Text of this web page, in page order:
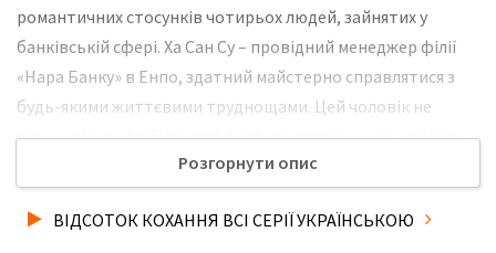
романтичних стосунків чотирьох людей, зайнятих у
банківській сфері. Ха Сан Су – провідний менеджер філії
«Нара Банку» в Енпо, здатний майстерно справлятися з
будь-якими життєвими труднощами. Цей чоловік не
тільки відкритий і привабливо харизматичний, але й має
атлетично розвинене тіло, що більше відповідає
дуже популярна, але викликає чималу заздрість у колег. Не
Розгорнути опис
ВІДСОТОК КОХАННЯ ВСІ СЕРІЇ УКРАЇНСЬКОЮ